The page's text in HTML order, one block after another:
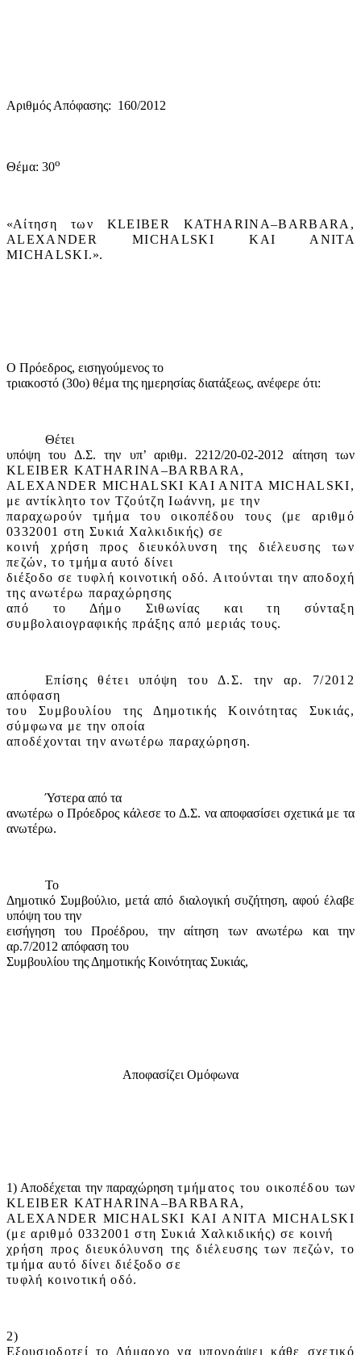
Αριθμός Απόφασης: 160/2012
Θέμα: 30ο
«Αίτηση των KLEIBER KATHARINA–BARBARA ,
ALEXANDER
MICHALSKI KAI
ANITA
MICHALSKI.».
Ο Πρόεδρος, εισηγούμενος το
τριακοστό (30ο) θέμα της ημερησίας διατάξεως, ανέφερε ότι:
Θέτει
υπόψη του Δ.Σ. την υπ’ αριθμ. 2212/20-02-2012 αίτηση των
KLEIBER KATHARINA –BARBARA ,
ALEXANDER MICHALSKI KAI ANITA MICHALSKI,
με αντίκλητο τον Τζούτζη Ιωάννη, με την
παραχωρούν τμήμα του οικοπέδου τους (με αριθμό
0332001 στη Συκιά Χαλκιδικής) σε
κοινή χρήση προς διευκόλυνση της διέλευσης των
πεζών, το τμήμα αυτό δίνει
διέξοδο σε τυφλή κοινοτική οδό. Αιτούνται την αποδοχή
της ανωτέρω παραχώρησης
από το Δήμο Σιθωνίας και τη σύνταξη
συμβολαιογραφικής πράξης από μεριάς τους.
Επίσης θέτει υπόψη του Δ.Σ. την αρ. 7/2012
απόφαση
του Συμβουλίου της Δημοτικής Κοινότητας Συκιάς,
σύμφωνα με την οποία
αποδέχονται την ανωτέρω παραχώρηση.
Ύστερα από τα
ανωτέρω ο Πρόεδρος κάλεσε το Δ.Σ. να αποφασίσει σχετικά με τα
ανωτέρω.
Το
Δημοτικό Συμβούλιο, μετά από διαλογική συζήτηση, αφού έλαβε
υπόψη του την
εισήγηση του Προέδρου, την αίτηση των ανωτέρω και την
αρ.7/2012 απόφαση του
Συμβουλίου της Δημοτικής Κοινότητας Συκιάς,
Αποφασίζει Ομόφωνα
1) Αποδέχεται την παραχώρησητμήματος του οικοπέδουτων
KLEIBER KATHARINA –BARBARA ,
ALEXANDER MICHALSKI KAI ANITA MICHALSKI
(με αριθμό 0332001 στη Συκιά Χαλκιδικής) σε κοινή
χρήση προς διευκόλυνση της διέλευσης των πεζών, το
τμήμα αυτό δίνει διέξοδο σε
τυφλή κοινοτική οδό.
2)
Εξουσιοδοτεί το Δήμαρχο να υπογράψει κάθε σχετικό